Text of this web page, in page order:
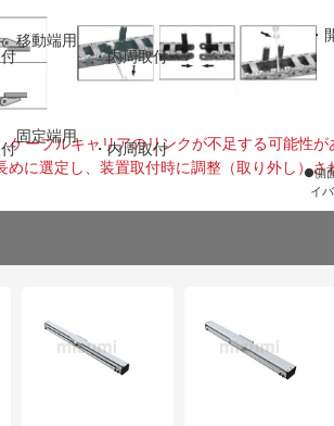
移動端用
・内周取付
固定端用
・内周取付
・
●側
イ
上げ
ケーブルキャリアのリンクが不足する可能性が
に選定し、装置取付時に調整（取り外し）さ